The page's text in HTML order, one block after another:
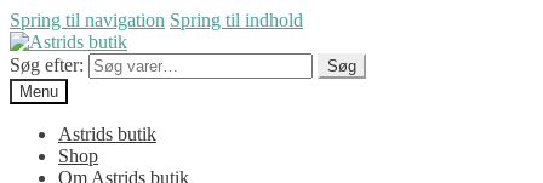
Spring til navigation Spring til indhold
Søg efter:
Søg
Menu
Astrids butik
Shop
Om Astrids butik